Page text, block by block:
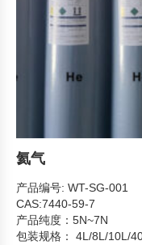
氦气
产品编号: WT-SG-001
CAS:7440-59-7
产品纯度：5N~7N
包装规格： 4L/8L/10L/